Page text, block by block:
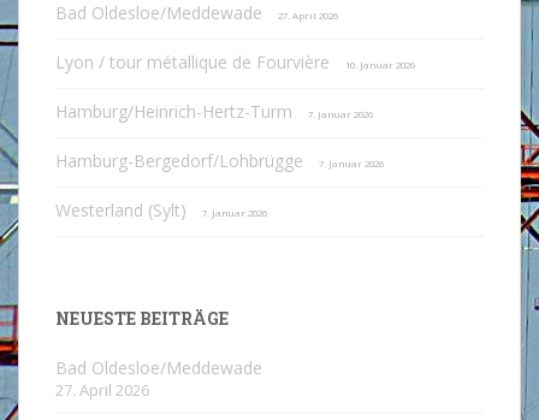
Bad Oldesloe/Meddewade 27. April 2026
Lyon / tour métallique de Fourvière 10. Januar 2026
Hamburg/Heinrich-Hertz-Turm 7. Januar 2026
Hamburg-Bergedorf/Lohbrügge 7. Januar 2026
Westerland (Sylt) 7. Januar 2026
NEUESTE BEITRÄGE
Bad Oldesloe/Meddewade
27. April 2026